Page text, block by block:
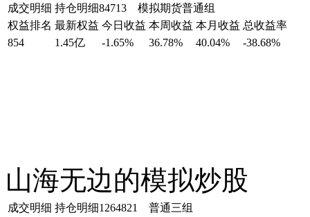
成交明细 持仓明细84713 模拟期货普通组
权益排名 最新权益 今日收益 本周收益 本月收益 总收益率
854
1.45亿 -1.65% 36.78% 40.04% -38.68%
山海无边的模拟炒股
成交明细 持仓明细1264821 普通三组